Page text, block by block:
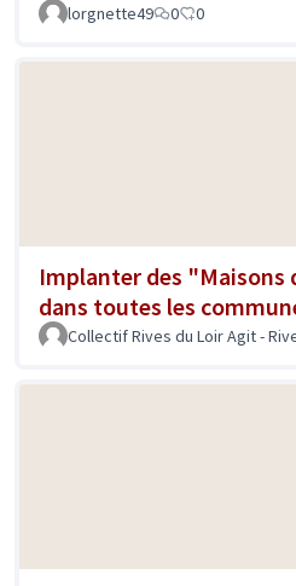
lorgnette49 0 0
Implanter des "Maisons
dans toutes les
Collectif Rives du Loir Agit -